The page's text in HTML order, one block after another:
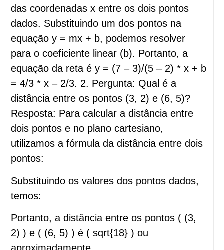
das coordenadas x entre os dois pontos
dados. Substituindo um dos pontos na
equação y = mx + b, podemos resolver
para o coeficiente linear (b). Portanto, a
equação da reta é y = (7 – 3)/(5 – 2) * x + b
= 4/3 * x – 2/3. 2. Pergunta: Qual é a
distância entre os pontos (3, 2) e (6, 5)?
Resposta: Para calcular a distância entre
dois pontos e no plano cartesiano,
utilizamos a fórmula da distância entre dois
pontos:
Substituindo os valores dos pontos dados,
temos:
Portanto, a distância entre os pontos ( (3,
2) ) e ( (6, 5) ) é ( sqrt{18} ) ou